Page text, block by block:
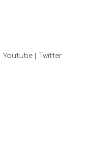
Youtube | Twitter